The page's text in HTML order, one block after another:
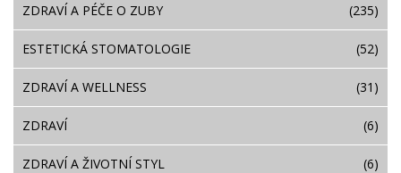
ZDRAVÍ A PÉČE O ZUBY (235)
ESTETICKÁ STOMATOLOGIE (52)
ZDRAVÍ A WELLNESS (31)
ZDRAVÍ (6)
ZDRAVÍ A ŽIVOTNÍ STYL (6)